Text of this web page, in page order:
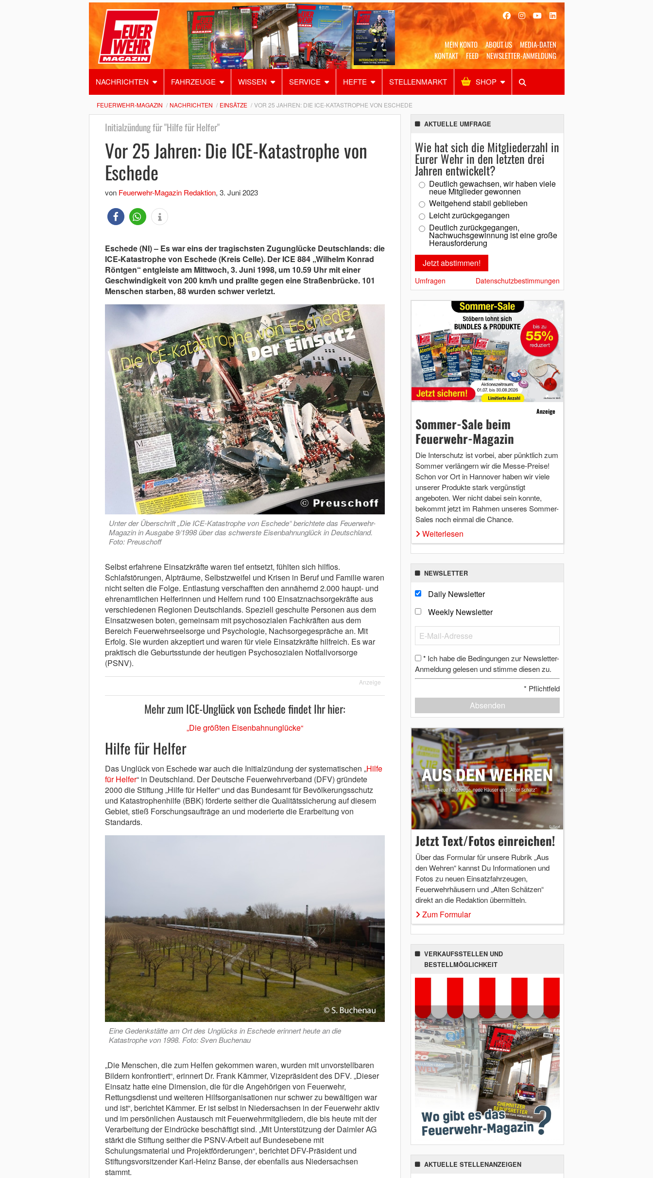
MEIN KONTO ABOUT US
MEDIA-DATEN
KONTAKT
FEED NEWSLETTER-ANMELDUNG
NACHRICHTEN FAHRZEUGE WISSEN SERVICE HEFTE STELLENMARKT SHOP
Alles Shop SUCHEN
FEUERWEHR-MAGAZIN NACHRICHTEN EINSÄTZE VOR 25 JAHREN: DIE ICE-KATASTROPHE VON ESCHEDE
Initialzündung für "Hilfe für Helfer"
Vor 25 Jahren: Die ICE-Katastrophe von
Eschede
von Feuerwehr-Magazin Redaktion, 3. Juni 2023
Eschede (NI) – Es war eins der tragischsten Zugunglücke Deutschlands: die
ICE-Katastrophe von Eschede (Kreis Celle). Der ICE 884 „Wilhelm Konrad
Röntgen“ entgleiste am Mittwoch, 3. Juni 1998, um 10.59 Uhr mit einer
Geschwindigkeit von 200 km/h und prallte gegen eine Straßenbrücke. 101
Menschen starben, 88 wurden schwer verletzt.
Unter der Überschrift „Die ICE-Katastrophe von Eschede“ berichtete das Feuerwehr-
Magazin in Ausgabe 9/1998 über das schwerste Eisenbahnunglück in Deutschland.
Foto: Preuschoff
Selbst erfahrene Einsatzkräfte waren tief entsetzt, fühlten sich hilflos.
Schlafstörungen, Alpträume, Selbstzweifel und Krisen in Beruf und Familie waren
nicht selten die Folge. Entlastung verschafften den annähernd 2.000 haupt- und
ehrenamtlichen Helferinnen und Helfern rund 100 Einsatznachsorgekräfte aus
verschiedenen Regionen Deutschlands. Speziell geschulte Personen aus dem
Einsatzwesen boten, gemeinsam mit psychosozialen Fachkräften aus dem
Bereich Feuerwehrseelsorge und Psychologie, Nachsorgegespräche an. Mit
Erfolg. Sie wurden akzeptiert und waren für viele Einsatzkräfte hilfreich. Es war
praktisch die Geburtsstunde der heutigen Psychosozialen Notfallvorsorge
(PSNV).
Anzeige
Mehr zum ICE-Unglück von Eschede findet Ihr hier:
„Die größten Eisenbahnunglücke“
Hilfe für Helfer
Das Unglück von Eschede war auch die Initialzündung der systematischen „Hilfe
für Helfer“ in Deutschland. Der Deutsche Feuerwehrverband (DFV) gründete
2000 die Stiftung „Hilfe für Helfer“ und das Bundesamt für Bevölkerungsschutz
und Katastrophenhilfe (BBK) förderte seither die Qualitätssicherung auf diesem
Gebiet, stieß Forschungsaufträge an und moderierte die Erarbeitung von
Standards.
Eine Gedenkstätte am Ort des Unglücks in Eschede erinnert heute an die
Katastrophe von 1998. Foto: Sven Buchenau
„Die Menschen, die zum Helfen gekommen waren, wurden mit unvorstellbaren
Bildern konfrontiert“, erinnert Dr. Frank Kämmer, Vizepräsident des DFV. „Dieser
Einsatz hatte eine Dimension, die für die Angehörigen von Feuerwehr,
Rettungsdienst und weiteren Hilfsorganisationen nur schwer zu bewältigen war
und ist“, berichtet Kämmer. Er ist selbst in Niedersachsen in der Feuerwehr aktiv
und im persönlichen Austausch mit Feuerwehrmitgliedern, die bis heute mit der
Verarbeitung der Eindrücke beschäftigt sind. „Mit Unterstützung der Daimler AG
stärkt die Stiftung seither die PSNV-Arbeit auf Bundesebene mit
Schulungsmaterial und Projektförderungen“, berichtet DFV-Präsident und
Stiftungsvorsitzender Karl-Heinz Banse, der ebenfalls aus Niedersachsen
stammt.
AKTUELLE UMFRAGE
Wie hat sich die Mitgliederzahl in
Eurer Wehr in den letzten drei
Jahren entwickelt?
Deutlich gewachsen, wir haben viele
neue Mitglieder gewonnen
Weitgehend stabil geblieben
Leicht zurückgegangen
Deutlich zurückgegangen,
Nachwuchsgewinnung ist eine große
Herausforderung
Umfragen Datenschutzbestimmungen
Anzeige
Sommer-Sale beim
Feuerwehr-Magazin
Die Interschutz ist vorbei, aber pünktlich zum
Sommer verlängern wir die Messe-Preise!
Schon vor Ort in Hannover haben wir viele
unserer Produkte stark vergünstigt
angeboten. Wer nicht dabei sein konnte,
bekommt jetzt im Rahmen unseres Sommer-
Sales noch einmal die Chance.
Weiterlesen
NEWSLETTER
Daily Newsletter
Weekly Newsletter
* Ich habe die Bedingungen zur Newsletter-
Anmeldung gelesen und stimme diesen zu.
* Pflichtfeld
Absenden
Jetzt Text/Fotos einreichen!
Über das Formular für unsere Rubrik „Aus
den Wehren“ kannst Du Informationen und
Fotos zu neuen Einsatzfahrzeugen,
Feuerwehrhäusern und „Alten Schätzen“
direkt an die Redaktion übermitteln.
Zum Formular
VERKAUFSSTELLEN UND
BESTELLMÖGLICHKEIT
AKTUELLE STELLENANZEIGEN